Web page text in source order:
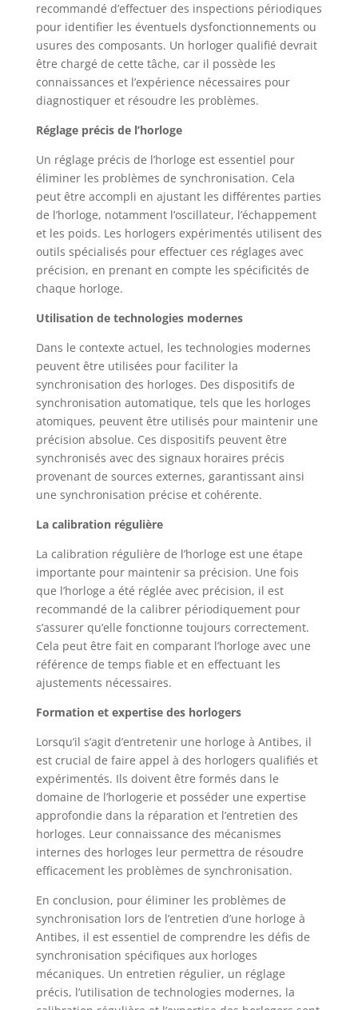
recommandé d’effectuer des inspections périodiques
pour identifier les éventuels dysfonctionnements ou
usures des composants. Un horloger qualifié devrait
être chargé de cette tâche, car il possède les
connaissances et l’expérience nécessaires pour
diagnostiquer et résoudre les problèmes.
Réglage précis de l’horloge
Un réglage précis de l’horloge est essentiel pour
éliminer les problèmes de synchronisation. Cela
peut être accompli en ajustant les différentes parties
de l’horloge, notamment l’oscillateur, l’échappement
et les poids. Les horlogers expérimentés utilisent des
outils spécialisés pour effectuer ces réglages avec
précision, en prenant en compte les spécificités de
chaque horloge.
Utilisation de technologies modernes
Dans le contexte actuel, les technologies modernes
peuvent être utilisées pour faciliter la
synchronisation des horloges. Des dispositifs de
synchronisation automatique, tels que les horloges
atomiques, peuvent être utilisés pour maintenir une
précision absolue. Ces dispositifs peuvent être
synchronisés avec des signaux horaires précis
provenant de sources externes, garantissant ainsi
une synchronisation précise et cohérente.
La calibration régulière
La calibration régulière de l’horloge est une étape
importante pour maintenir sa précision. Une fois
que l’horloge a été réglée avec précision, il est
recommandé de la calibrer périodiquement pour
s’assurer qu’elle fonctionne toujours correctement.
Cela peut être fait en comparant l’horloge avec une
référence de temps fiable et en effectuant les
ajustements nécessaires.
Formation et expertise des horlogers
Lorsqu’il s’agit d’entretenir une horloge à Antibes, il
est crucial de faire appel à des horlogers qualifiés et
expérimentés. Ils doivent être formés dans le
domaine de l’horlogerie et posséder une expertise
approfondie dans la réparation et l’entretien des
horloges. Leur connaissance des mécanismes
internes des horloges leur permettra de résoudre
efficacement les problèmes de synchronisation.
En conclusion, pour éliminer les problèmes de
synchronisation lors de l’entretien d’une horloge à
Antibes, il est essentiel de comprendre les défis de
synchronisation spécifiques aux horloges
mécaniques. Un entretien régulier, un réglage
précis, l’utilisation de technologies modernes, la